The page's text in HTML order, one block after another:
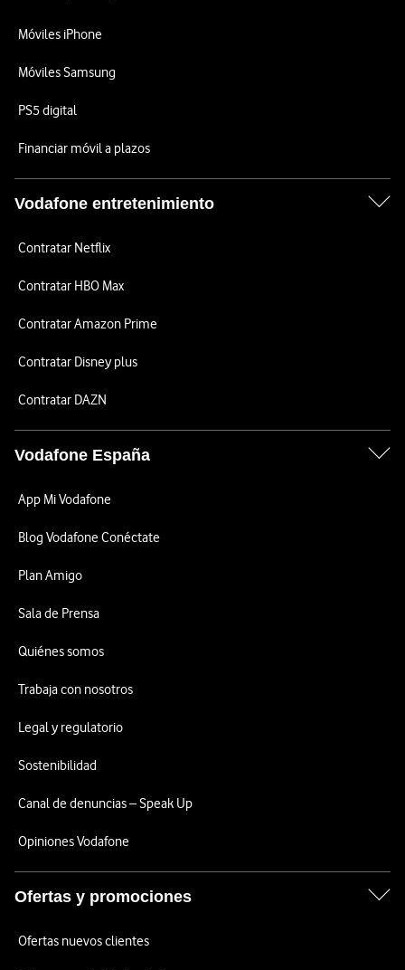
Móviles iPhone
Móviles Samsung
PS5 digital
Financiar móvil a plazos
Vodafone entretenimiento
Contratar Netflix
Contratar HBO Max
Contratar Amazon Prime
Contratar Disney plus
Contratar DAZN
Vodafone España
App Mi Vodafone
Blog Vodafone Conéctate
Plan Amigo
Sala de Prensa
Quiénes somos
Trabaja con nosotros
Legal y regulatorio
Sostenibilidad
Canal de denuncias – Speak Up
Opiniones Vodafone
Ofertas y promociones
Ofertas nuevos clientes